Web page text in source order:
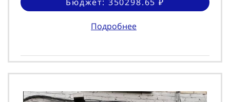
Бюджет: 350298.65 ₽
Подробнее